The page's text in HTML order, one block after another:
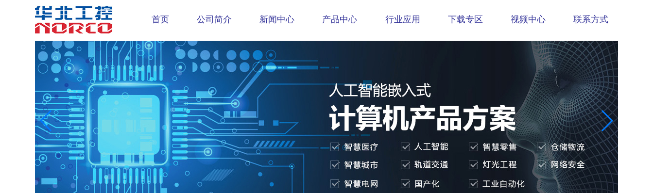
首页 公司简介 新闻中心 产品中心 行业应用 下载专区 视频中心 联系方式